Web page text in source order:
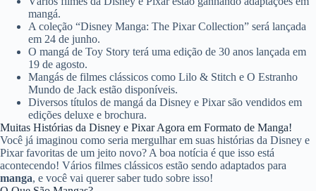
mangá.
A coleção “Disney Manga: The Pixar Collection” será lançada
em 24 de junho.
O mangá de Toy Story terá uma edição de 30 anos lançada em
19 de agosto.
Mangás de filmes clássicos como Lilo & Stitch e O Estranho
Mundo de Jack estão disponíveis.
Diversos títulos de mangá da Disney e Pixar são vendidos em
edições deluxe e brochura.
Muitas Histórias da Disney e Pixar Agora em Formato de Manga!
Você já imaginou como seria mergulhar em suas histórias da Disney e
Pixar favoritas de um jeito novo? A boa notícia é que isso está
acontecendo! Vários filmes clássicos estão sendo adaptados para
manga, e você vai querer saber tudo sobre isso!